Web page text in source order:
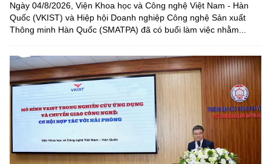
Ngày 04/8/2026, Viện Khoa học và Công nghệ Việt Nam - Hàn
Quốc (VKIST) và Hiệp hội Doanh nghiệp Công nghệ Sản xuất
Thông minh Hàn Quốc (SMATPA) đã có buổi làm việc nhằm...